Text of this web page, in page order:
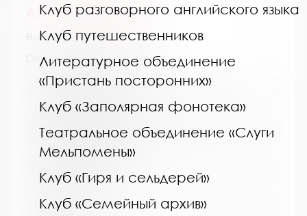
Клуб разговорного английского языка
Клуб путешественников
Литературное объединение
«Пристань посторонних»
Клуб «Заполярная фонотека»
Театральное объединение «Слуги
Мельпомены»
Клуб «Гиря и сельдерей»
Клуб «Семейный архив»
Агентство Филчер
Выпуск №2 от 2026 года
Сведения о держателях
Название библиотеки:
Мурманская областная детско-юношеская
библиотека
Сокращенное название:
ГОБУК МОДЮБ
Почтовый индекс:
Город: